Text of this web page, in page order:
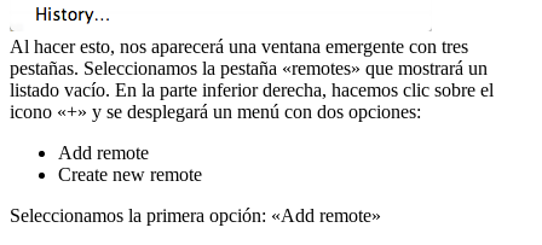
Al hacer esto, nos aparecerá una ventana emergente con tres
pestañas. Seleccionamos la pestaña «remotes» que mostrará un
listado vacío. En la parte inferior derecha, hacemos clic sobre el
icono «+» y se desplegará un menú con dos opciones:
Add remote
Create new remote
Seleccionamos la primera opción: «Add remote»